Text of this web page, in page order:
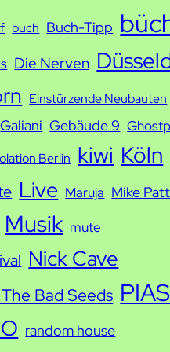
buch Buch-Tipp
Die Nerven
Einstürzende Neubauten
Galiani Gebäude 9
Berlin kiwi Köln
Live Maruja Mike
Musik mute
Nick Cave
Bad Seeds PIAS
random house